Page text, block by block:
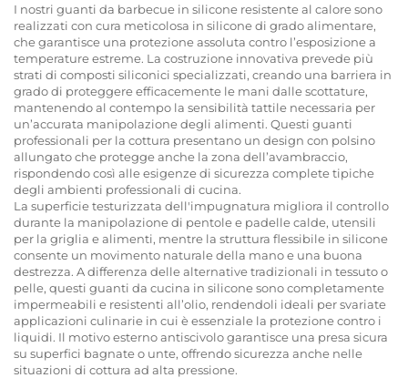
I nostri guanti da barbecue in silicone resistente al calore sono
realizzati con cura meticolosa in silicone di grado alimentare,
che garantisce una protezione assoluta contro l’esposizione a
temperature estreme. La costruzione innovativa prevede più
strati di composti siliconici specializzati, creando una barriera in
grado di proteggere efficacemente le mani dalle scottature,
mantenendo al contempo la sensibilità tattile necessaria per
un’accurata manipolazione degli alimenti. Questi guanti
professionali per la cottura presentano un design con polsino
allungato che protegge anche la zona dell’avambraccio,
rispondendo così alle esigenze di sicurezza complete tipiche
degli ambienti professionali di cucina.
La superficie testurizzata dell'impugnatura migliora il controllo
durante la manipolazione di pentole e padelle calde, utensili
per la griglia e alimenti, mentre la struttura flessibile in silicone
consente un movimento naturale della mano e una buona
destrezza. A differenza delle alternative tradizionali in tessuto o
pelle, questi guanti da cucina in silicone sono completamente
impermeabili e resistenti all’olio, rendendoli ideali per svariate
applicazioni culinarie in cui è essenziale la protezione contro i
liquidi. Il motivo esterno antiscivolo garantisce una presa sicura
su superfici bagnate o unte, offrendo sicurezza anche nelle
situazioni di cottura ad alta pressione.